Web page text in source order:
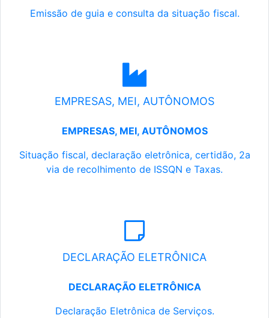
Emissão de guia e consulta da situação fiscal.
EMPRESAS, MEI, AUTÔNOMOS
EMPRESAS, MEI, AUTÔNOMOS
Situação fiscal, declaração eletrônica, certidão, 2a
via de recolhimento de ISSQN e Taxas.
DECLARAÇÃO ELETRÔNICA
DECLARAÇÃO ELETRÔNICA
Declaração Eletrônica de Serviços.